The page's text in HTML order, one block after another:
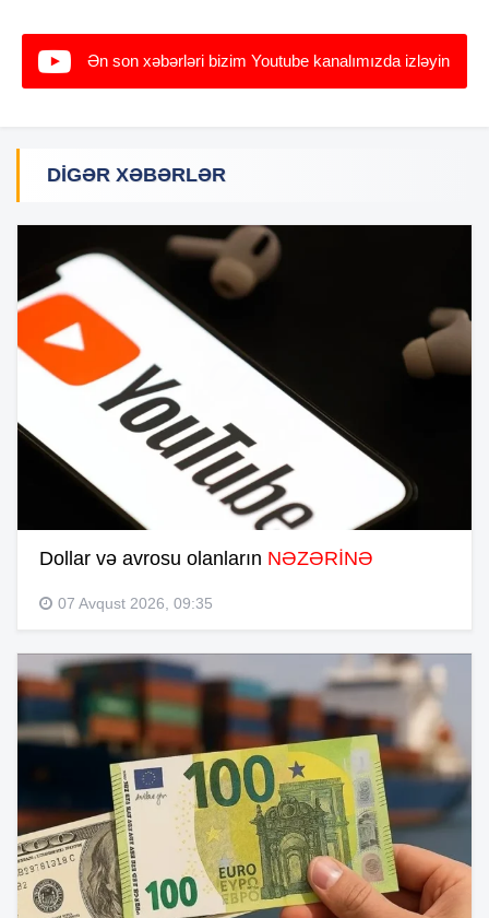
Ən son xəbərləri bizim Youtube kanalımızda izləyin
DIGƏR XƏBƏRLƏR
Dollar və avrosu olanların NƏZƏRİNƏ
07 Avqust 2026, 09:35